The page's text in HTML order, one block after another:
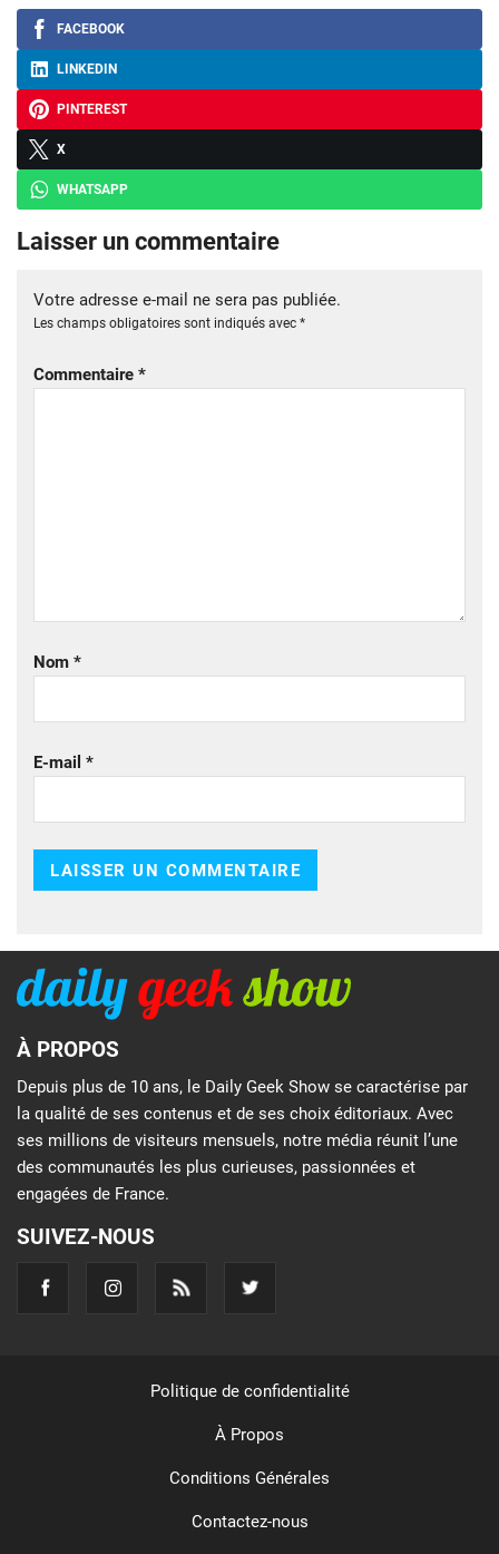
FACEBOOK
LINKEDIN
PINTEREST
X
WHATSAPP
Laisser un commentaire
Votre adresse e-mail ne sera pas publiée.
Les champs obligatoires sont indiqués avec *
Commentaire *
Nom *
E-mail *
À PROPOS
Depuis plus de 10 ans, le Daily Geek Show se caractérise par
la qualité de ses contenus et de ses choix éditoriaux. Avec
ses millions de visiteurs mensuels, notre média réunit l’une
des communautés les plus curieuses, passionnées et
engagées de France.
SUIVEZ-NOUS
Politique de confidentialité
À Propos
Conditions Générales
Contactez-nous